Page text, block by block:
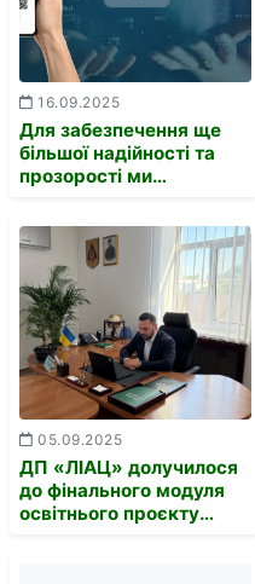
16.09.2025
Для забезпечення ще
більшої надійності та
прозорості ми
двофакторну
аутентифікацію для всіх
користувачів системи.
05.09.2025
ДП «ЛІАЦ» долучилося
до фінального модуля
освітнього проєкту